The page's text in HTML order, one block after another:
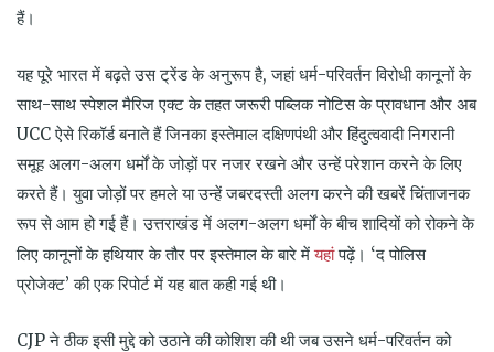
हैं।
यह पूरे भारत में बढ़ते उस ट्रेंड के अनुरूप है, जहां धर्म-परिवर्तन विरोधी कानूनों के
साथ-साथ स्पेशल मैरिज एक्ट के तहत जरूरी पब्लिक नोटिस के प्रावधान और अब
UCC ऐसे रिकॉर्ड बनाते हैं जिनका इस्तेमाल दक्षिणपंथी और हिंदुत्ववादी निगरानी
समूह अलग-अलग धर्मों के जोड़ों पर नजर रखने और उन्हें परेशान करने के लिए
करते हैं। युवा जोड़ों पर हमले या उन्हें जबरदस्ती अलग करने की खबरें चिंताजनक
रूप से आम हो गई हैं। उत्तराखंड में अलग-अलग धर्मों के बीच शादियों को रोकने के
लिए कानूनों के हथियार के तौर पर इस्तेमाल के बारे मेंयहांपढ़ें। ‘द पोलिस
प्रोजेक्ट’ की एक रिपोर्ट में यह बात कही गई थी।
CJP ने ठीक इसी मुद्दे को उठाने की कोशिश की थी जब उसने धर्म-परिवर्तन को